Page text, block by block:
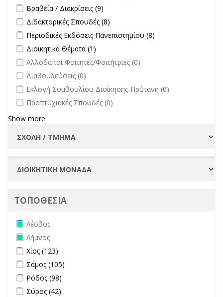
Apply Βραβεία / Διακρίσεις filter
Βραβεία / Διακρίσεις (9)
Apply Διδακτορικές Σπουδές filter
Διδακτορικές Σπουδές (8)
Apply Περιοδικές Εκδόσεις Πανεπιστημίου filter
Περιοδικές Εκδόσεις Πανεπιστημίου (8)
Apply Διοικητικά Θέματα filter
Διοικητικά Θέματα (1)
undefined
Αλλοδαποί Φοιτητές/Φοιτήτριες (0)
undefined
Διαβουλεύσεις (0)
undefined
Εκλογή Συμβουλίου Διοίκησης-Πρύτανη (0)
undefined
Προπτυχιακές Σπουδές (0)
Show more
ΤΟΠΟΘΕΣΙΑ
Remove Λέσβος filter
Λέσβος
Remove Λήμνος filter
Λήμνος
Apply Χίος filter
Χίος (123)
Apply Σάμος filter
Σάμος (105)
Apply Ρόδος filter
Ρόδος (98)
Apply Σύρος filter
Σύρος (42)